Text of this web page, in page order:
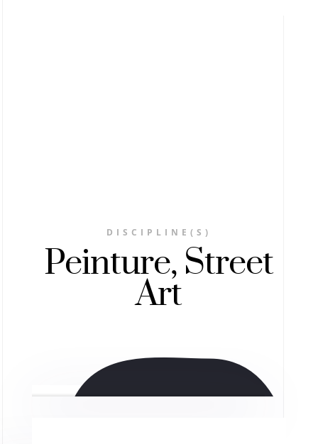
DISCIPLINE(S)
Peinture, Street
Art